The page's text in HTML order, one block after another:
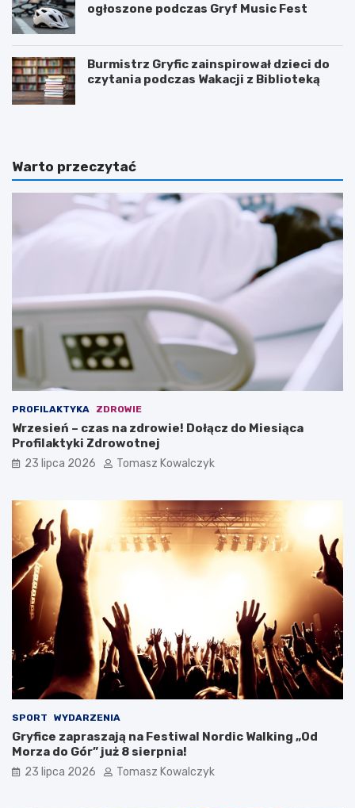
ogłoszone podczas Gryf Music Fest
Burmistrz Gryfic zainspirował dzieci do
czytania podczas Wakacji z Biblioteką
Warto przeczytać
PROFILAKTYKA ZDROWIE
Wrzesień – czas na zdrowie! Dołącz do Miesiąca
Profilaktyki Zdrowotnej
23 lipca 2026 Tomasz Kowalczyk
SPORT WYDARZENIA
Gryfice zapraszają na Festiwal Nordic Walking „Od
Morza do Gór” już 8 sierpnia!
23 lipca 2026 Tomasz Kowalczyk